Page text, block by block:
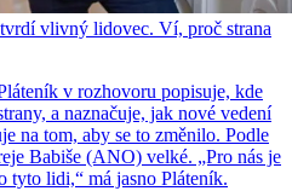
vlivný lidovec. Ví, proč strana
v rozhovoru popisuje, kde
a naznačuje, jak nové vedení
na tom, aby se to změnilo. Podle
Babiše (ANO) velké. „Pro nás je
tyto lidi,“ má jasno Pláteník.